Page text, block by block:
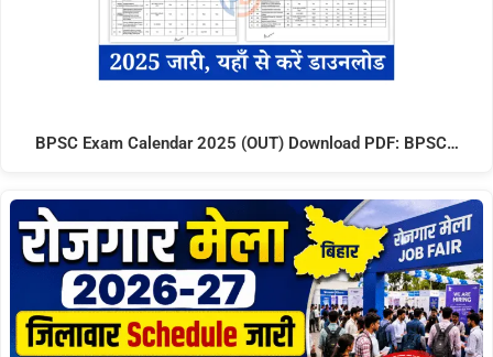
BPSC Exam Calendar 2025 (OUT) Download PDF: BPSC…